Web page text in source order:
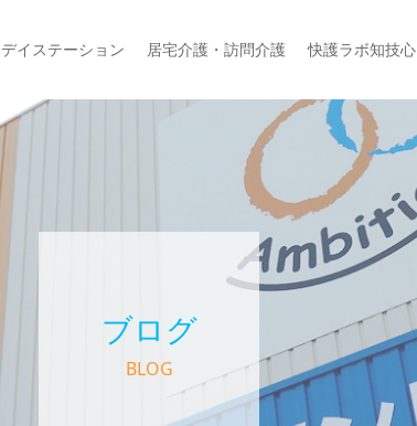
デイステーション 居宅介護・訪問介護 快護ラボ知技心
ブログ
BLOG